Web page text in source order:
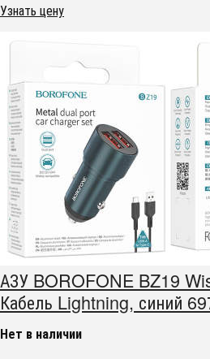
Узнать цену
АЗУ BOROFONE BZ19
Кабель Lightning, синий
Нет в наличии